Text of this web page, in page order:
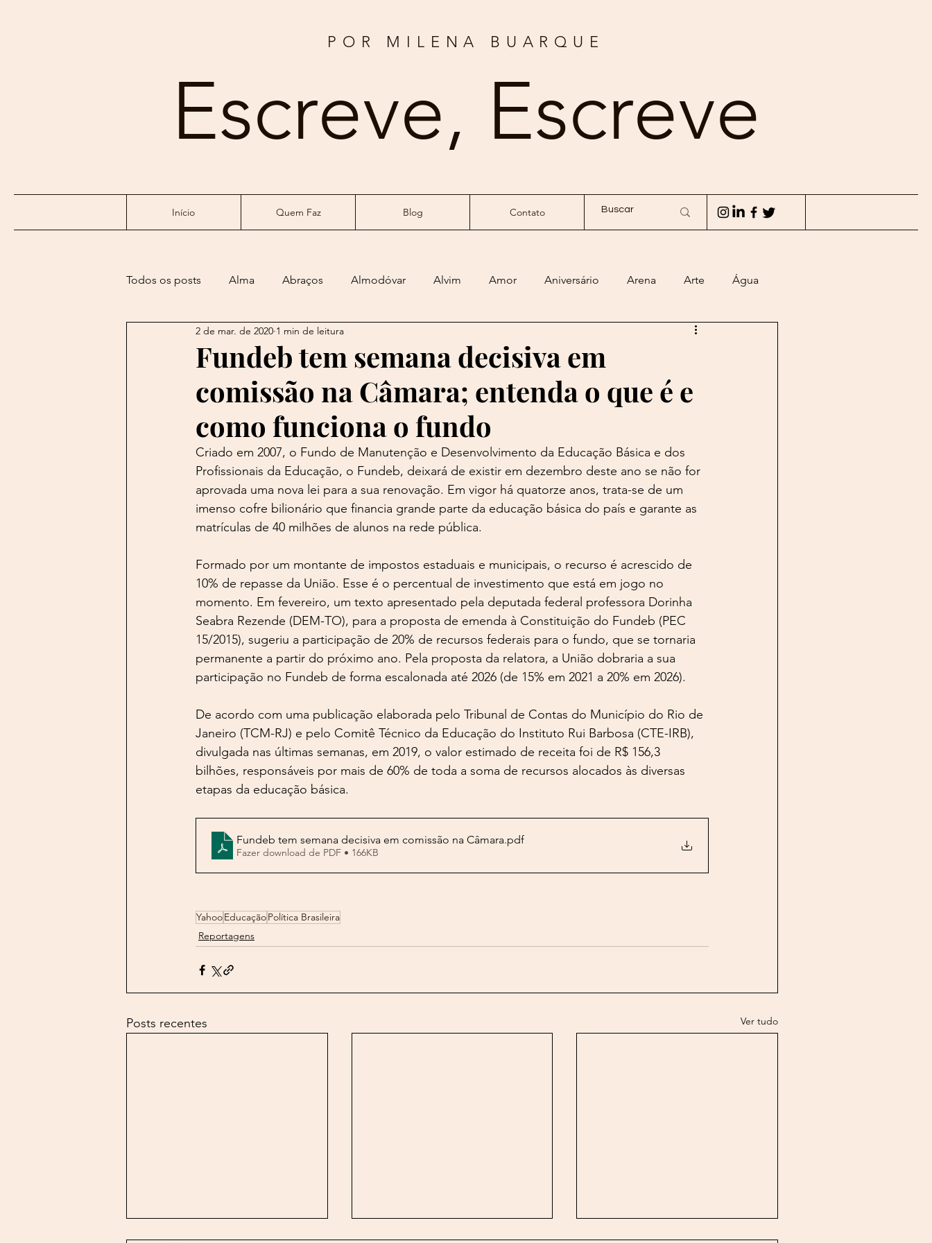
POR MILENA BUARQUE
Escreve, Escreve
Início Quem Faz Blog Contato
Todos os posts Alma Abraços Almodóvar Alvim Amor Aniversário Arena Arte Água
Álvares de Azevedo Bertolucci Boechat
Blogs do Além Borges Bon Jovi Brad Pitt Brasília Brennand Byron Buarque
Caliban Camões Carla Bruni
Fundeb tem semana decisiva em
comissão na Câmara; entenda o que é e
como funciona o fundo
2 de mar. de 2020 1 min de leitura
Criado em 2007, o Fundo de Manutenção e Desenvolvimento da Educação Básica e dos
Profissionais da Educação, o Fundeb, deixará de existir em dezembro deste ano se não for
aprovada uma nova lei para a sua renovação. Em vigor há quatorze anos, trata-se de um
imenso cofre bilionário que financia grande parte da educação básica do país e garante as
matrículas de 40 milhões de alunos na rede pública.
Formado por um montante de impostos estaduais e municipais, o recurso é acrescido de
10% de repasse da União. Esse é o percentual de investimento que está em jogo no
momento. Em fevereiro, um texto apresentado pela deputada federal professora Dorinha
Seabra Rezende (DEM-TO), para a proposta de emenda à Constituição do Fundeb (PEC
15/2015), sugeriu a participação de 20% de recursos federais para o fundo, que se tornaria
permanente a partir do próximo ano. Pela proposta da relatora, a União dobraria a sua
participação no Fundeb de forma escalonada até 2026 (de 15% em 2021 a 20% em 2026).
De acordo com uma publicação elaborada pelo Tribunal de Contas do Município do Rio de
Janeiro (TCM-RJ) e pelo Comitê Técnico da Educação do Instituto Rui Barbosa (CTE-IRB),
divulgada nas últimas semanas, em 2019, o valor estimado de receita foi de R$ 156,3
bilhões, responsáveis por mais de 60% de toda a soma de recursos alocados às diversas
etapas da educação básica.
Fundeb tem semana decisiva em comissão na Câmara.pdf
Fazer download de PDF • 166KB
YahooEducaçãoPolítica Brasileira
Reportagens
Posts recentes Ver tudo